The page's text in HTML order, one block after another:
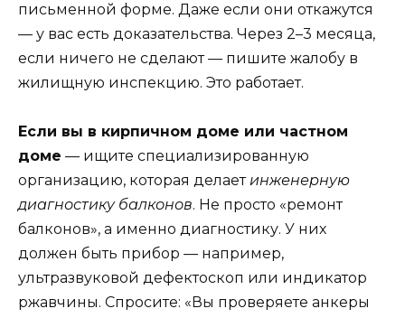
письменной форме. Даже если они откажутся
— у вас есть доказательства. Через 2–3 месяца,
если ничего не сделают — пишите жалобу в
жилищную инспекцию. Это работает.
Если вы в кирпичном доме или частном
доме — ищите специализированную
организацию, которая делаетинженерную
диагностику балконов. Не просто «ремонт
балконов», а именно диагностику. У них
должен быть прибор — например,
ультразвуковой дефектоскоп или индикатор
ржавчины. Спросите: «Вы проверяете анкеры